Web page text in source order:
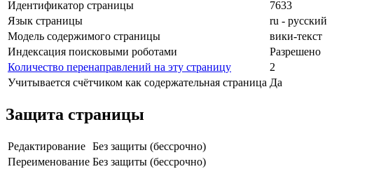
Идентификатор страницы
7633
Язык страницы
ru - русский
Модель содержимого страницы
вики-текст
Индексация поисковыми роботами
Разрешено
Количество перенаправлений на эту страницу
2
Учитывается счётчиком как содержательная страница Да
Защита страницы
Редактирование Без защиты (бессрочно)
Переименование Без защиты (бессрочно)